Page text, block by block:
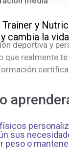
y
cambia la
deportiva y
que realmente
sus
peso o